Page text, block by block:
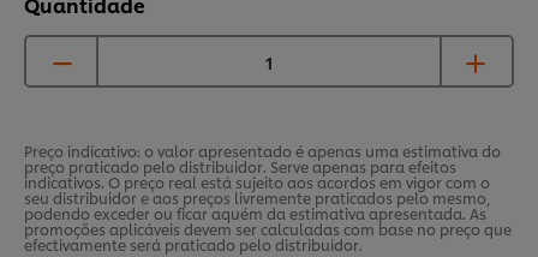
Preço indicativo: o valor apresentado é apenas uma estimativa do
preço praticado pelo distribuidor. Serve apenas para efeitos
indicativos. O preço real está sujeito aos acordos em vigor com o
seu distribuidor e aos preços livremente praticados pelo mesmo,
podendo exceder ou ficar aquém da estimativa apresentada. As
promoções aplicáveis devem ser calculadas com base no preço que
efectivamente será praticado pelo distribuidor.